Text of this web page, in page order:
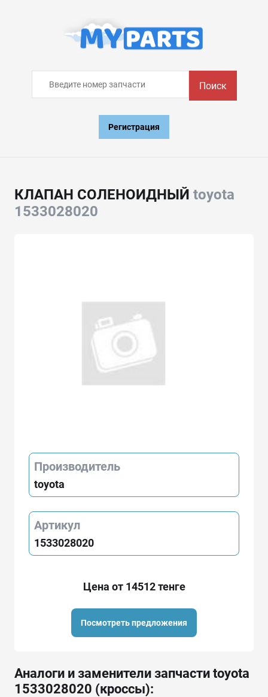
Поиск
Регистрация
КЛАПАН СОЛЕНОИДНЫЙ toyota
1533028020
Производитель
toyota
Артикул
1533028020
Цена от 14512 тенге
Посмотреть предложения
Аналоги и заменители запчасти toyota
1533028020 (кроссы):